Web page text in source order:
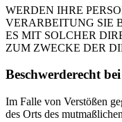
WERDEN IHRE
VERARBEITUNG SIE
ES MIT SOLCHER
ZUM ZWECKE DER
Beschwerde­recht
Im Falle von Verstößen
des Orts des